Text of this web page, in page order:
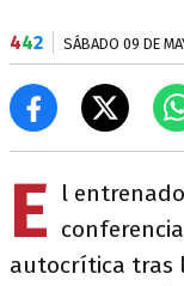
442 SÁBADO 09 DE
E l
autocrítica tras